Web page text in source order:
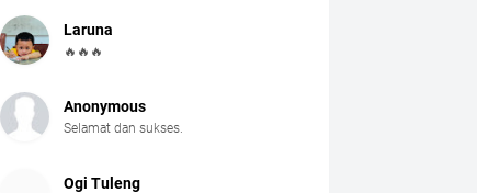
Laruna
🔥🔥🔥
Anonymous
Selamat dan sukses.
Ogi Tuleng